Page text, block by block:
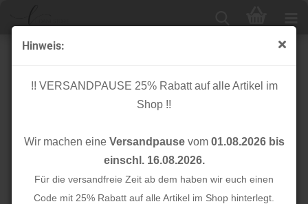
Hinweis:
!! VERSANDPAUSE 25% Rabatt auf alle Artikel im
Shop !!
Wir machen eine Versandpausevom 01.08.2026 bis
einschl. 16.08.2026.
Für die versandfreie Zeit ab dem haben wir euch einen
Code mit 25% Rabatt auf alle Artikel im Shop hinterlegt.
Reststücke 50cm
24 pro Seite
2 3 4 5 »